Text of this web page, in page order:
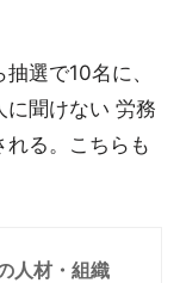
選で10名に、
に聞けない 労務
れる。こちらも
人材・組織